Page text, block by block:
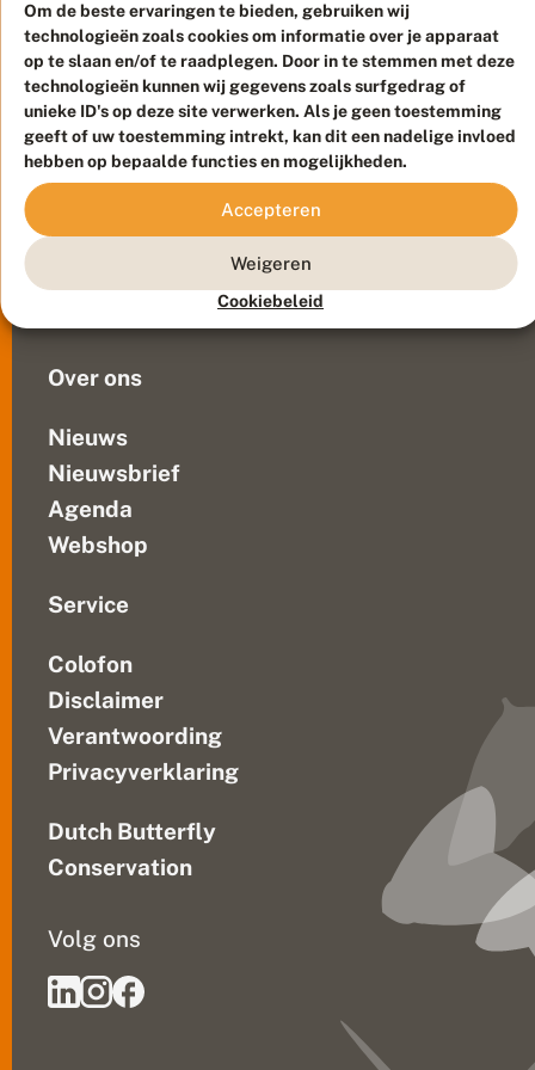
Om de beste ervaringen te bieden, gebruiken wij
technologieën zoals cookies om informatie over je apparaat
op te slaan en/of te raadplegen. Door in te stemmen met deze
technologieën kunnen wij gegevens zoals surfgedrag of
unieke ID's op deze site verwerken. Als je geen toestemming
geeft of uw toestemming intrekt, kan dit een nadelige invloed
hebben op bepaalde functies en mogelijkheden.
Accepteren
Weigeren
Cookiebeleid
v
o
l
n
a
c
h
t
v
li
n
d
e
s
het
teken
van
de
nachtvlinders.
Om
aandacht
te
vragen
voor
de
van
Over ons
Nieuws
Nieuwsbrief
Agenda
Webshop
Service
Colofon
Disclaimer
Verantwoording
Privacyverklaring
Dutch Butterfly
Conservation
Volg ons
Meld waarnemingen
© 2026 Vlinderstichting
Duurzaam ontwikkeld door Go2People
, ontworpen door
Blue Field Agency
Privacy
Disclaimer
Sitemap